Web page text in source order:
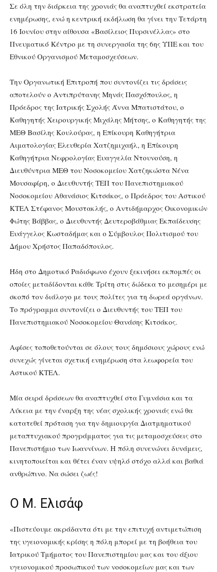
Σε όλη την διάρκεια της χρονιάς θα αναπτυχθεί εκστρατεία
ενημέρωσης, ενώ η κεντρική εκδήλωση θα γίνει την Τετάρτη
16 Ιουνίου στην αίθουσα «Βασίλειος Πυρσινέλλας» στο
Πνευματικό Κέντρο με τη συνεργασία της 6ης ΥΠΕ και του
Εθνικού Οργανισμού Μεταμοσχεύσεων.
Την Οργανωτική Επιτροπή που συντονίζει τις δράσεις
αποτελούν ο Αντιπρύτανης Μηνάς Πασχόπουλος, η
Πρόεδρος της Ιατρικής Σχολής Άννα Μπατιστάτου, ο
Καθηγητής Χειρουργικής Μιχάλης Μήτσης, ο Καθηγητής της
ΜΕΘ Βασίλης Κουλούρας, η Επίκουρη Καθηγήτρια
Αιματολογίας Ελευθερία Χατζημιχαήλ, η Επίκουρη
Καθηγήτρια Νεφρολογίας Ευαγγελία Ντουνούση, η
Διευθύντρια ΜΕΘ του Νοσοκομείου Χατζηκώστα Νένα
Μουσαφίρη, ο Διευθυντής ΤΕΠ του Πανεπιστημιακού
Νοσοκομείου Αθανάσιος Κιτσάκος, ο Πρόεδρος του Αστικού
ΚΤΕΛ Στέφανος Μουστακλής, ο Αντιδήμαρχος Οικονομικών
Φώτης Βάββας, ο Διευθυντής Δευτεροβάθμιας Εκπαίδευσης
Ευάγγελος Κωσταδήμας και ο Σύμβουλος Πολιτισμού του
Δήμου Χρήστος Παπαδόπουλος.
Ήδη στο Δημοτικό Ραδιόφωνο έχουν ξεκινήσει εκπομπές οι
οποίες μεταδίδονται κάθε Τρίτη στις δώδεκα το μεσημέρι με
σκοπό τον διάλογο με τους πολίτες για τη δωρεά οργάνων.
Το πρόγραμμα συντονίζει ο Διευθυντής του ΤΕΠ του
Πανεπιστημιακού Νοσοκομείου Θανάσης Κιτσάκος.
Αφίσες τοποθετούνται σε όλους τους δημόσιους χώρους ενώ
συνεχώς γίνεται σχετική ενημέρωση στα λεωφορεία του
Αστικού ΚΤΕΛ.
Μία σειρά δράσεων θα αναπτυχθεί στα Γυμνάσια και τα
Λύκεια με την έναρξη της νέας σχολικής χρονιάς ενώ θα
κατατεθεί πρόταση για την δημιουργία Διατμηματικού
μεταπτυχιακού προγράμματος για τις μεταμοσχεύσεις στο
Πανεπιστήμιο των Ιωαννίνων. Η πόλη συνενώνει δυνάμεις,
κινητοποιείται και θέτει έναν υψηλό στόχο αλλά και βαθιά
ανθρώπινο. Να σώσει ζωές!
Ο Μ. Ελισάφ
«Πιστεύουμε ακράδαντα ότι με την επιτυχή αντιμετώπιση
της υγειονομικής κρίσης η πόλη μπορεί με τη βοήθεια του
Ιατρικού Τμήματος του Πανεπιστημίου μας και του άξιου
υγειονομικού προσωπικού των νοσοκομείων μας και των